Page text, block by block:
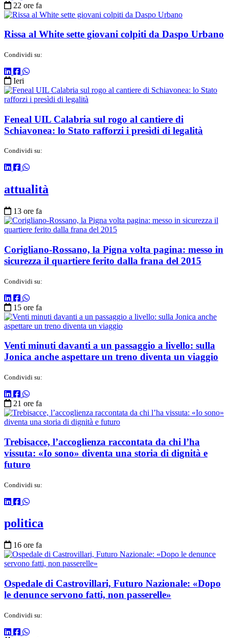
22 ore fa
Rissa al White sette giovani colpiti da Daspo Urbano
Condividi su:
Ieri
Feneal UIL Calabria sul rogo al cantiere di
Schiavonea: lo Stato rafforzi i presìdi di legalità
Condividi su:
attualità
13 ore fa
Corigliano-Rossano, la Pigna volta pagina: messo in
sicurezza il quartiere ferito dalla frana del 2015
Condividi su:
15 ore fa
Venti minuti davanti a un passaggio a livello: sulla
Jonica anche aspettare un treno diventa un viaggio
Condividi su:
21 ore fa
Trebisacce, l’accoglienza raccontata da chi l’ha
vissuta: «Io sono» diventa una storia di dignità e
futuro
Condividi su:
politica
16 ore fa
Ospedale di Castrovillari, Futuro Nazionale: «Dopo
le denunce servono fatti, non passerelle»
Condividi su: